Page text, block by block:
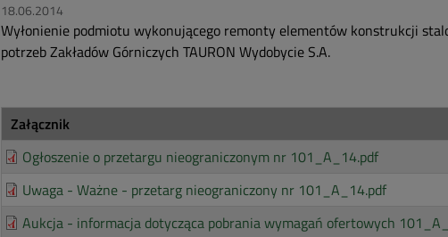
18.06.2014
Wyłonienie podmiotu wykonującego remonty elementów konstrukcji
potrzeb Zakładów Górniczych TAURON Wydobycie S.A.
Załącznik
Ogłoszenie o przetargu nieograniczonym nr 101_A_14.pdf
Uwaga - Ważne - przetarg nieograniczony nr 101_A_14.pdf
Aukcja - informacja dotycząca pobrania wymagań ofertowych